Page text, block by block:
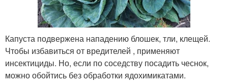
Капуста подвержена нападению блошек, тли, клещей.
Чтобы избавиться от вредителей , применяют
инсектициды. Но, если по соседству посадить чеснок,
можно обойтись без обработки ядохимикатами.